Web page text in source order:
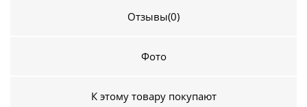
Отзывы(0)
Фото
К этому товару покупают